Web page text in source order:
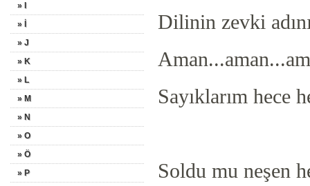
» I
» İ
» J
» K
» L
» M
» N
» O
» Ö
» P
Dilinin zevki
Sayıklarım hece
Soldu mu neşen